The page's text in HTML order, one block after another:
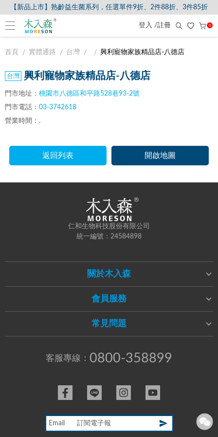
【新品上市】熟齡益生菌系列，任選單件9折、2件88折、3件85折
登入 /註冊 0
首頁 實體通路 台灣 興利寵物家族精品店-八德店
興利寵物家族精品店-八德店
門市地址： 桃園市八德區和平路528巷93-2號
門市電話： 03-3742618
營業時間： .
返回列表 開啟地圖
仁和生物科技股份有限公司
統一編號：24584898
關於木入森
會員服務
常見問題
客服專線： 0800-358899
Email